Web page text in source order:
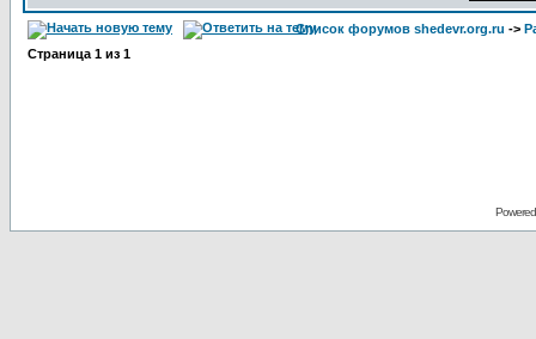
Список форумов shedevr.org.ru ->
Страница 1 из 1